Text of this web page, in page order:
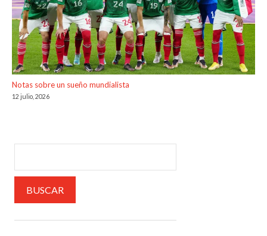
Notas sobre un sueño mundialista
12 julio, 2026